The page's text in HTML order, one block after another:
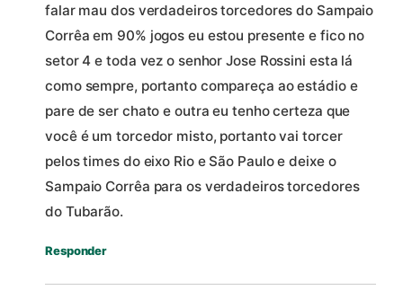
falar mau dos verdadeiros torcedores do Sampaio
Corrêa em 90% jogos eu estou presente e fico no
setor 4 e toda vez o senhor Jose Rossini esta lá
como sempre, portanto compareça ao estádio e
pare de ser chato e outra eu tenho certeza que
você é um torcedor misto, portanto vai torcer
pelos times do eixo Rio e São Paulo e deixe o
Sampaio Corrêa para os verdadeiros torcedores
do Tubarão.
Responder